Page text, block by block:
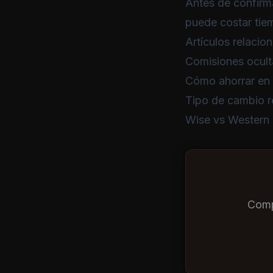
Antes de
puede costar
Artículos
Comisiones
Cómo ahorrar en
Tipo de cambio
Wise vs